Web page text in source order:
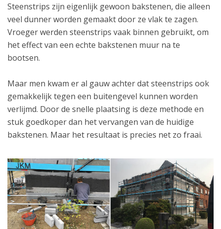
Steenstrips zijn eigenlijk gewoon bakstenen, die alleen
veel dunner worden gemaakt door ze vlak te zagen.
Vroeger werden steenstrips vaak binnen gebruikt, om
het effect van een echte bakstenen muur na te
bootsen.
Maar men kwam er al gauw achter dat steenstrips ook
gemakkelijk tegen een buitengevel kunnen worden
verlijmd. Door de snelle plaatsing is deze methode en
stuk goedkoper dan het vervangen van de huidige
bakstenen. Maar het resultaat is precies net zo fraai.